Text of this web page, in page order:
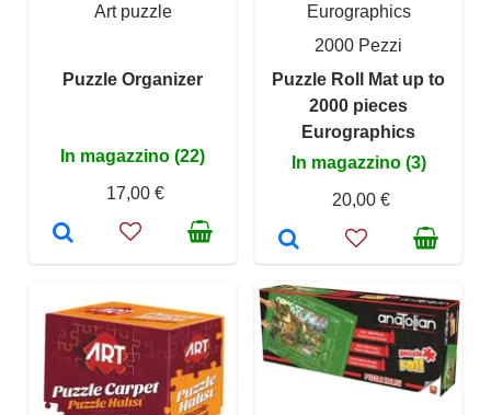
Art puzzle
Puzzle Organizer
In magazzino (22)
17,00 €
Eurographics
2000 Pezzi
Puzzle Roll Mat up to
2000 pieces
Eurographics
In magazzino (3)
20,00 €